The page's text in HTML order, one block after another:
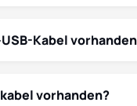
Kabel
vorhanden?